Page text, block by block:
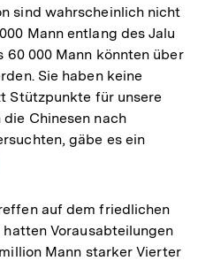
sind wahrscheinlich nicht
Mann entlang des Jalu
60 000 Mann könnten über
Sie haben keine
Stützpunkte für unsere
Chinesen nach
gäbe es ein
auf dem friedlichen
Vorausabteilungen
Mann starker Vierter